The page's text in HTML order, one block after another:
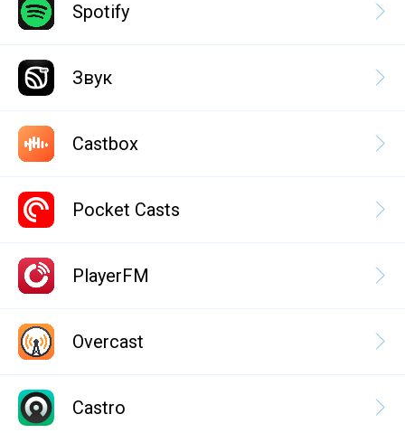
Spotify
Звук
Castbox
Pocket Casts
PlayerFM
Overcast
Castro